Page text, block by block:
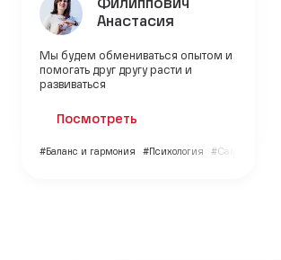
Филиппович
Анастасия
Мы будем обмениваться опытом и
помогать друг другу расти и
развиваться
Посмотреть
#Баланс и гармония #Психология #Саморазвитие